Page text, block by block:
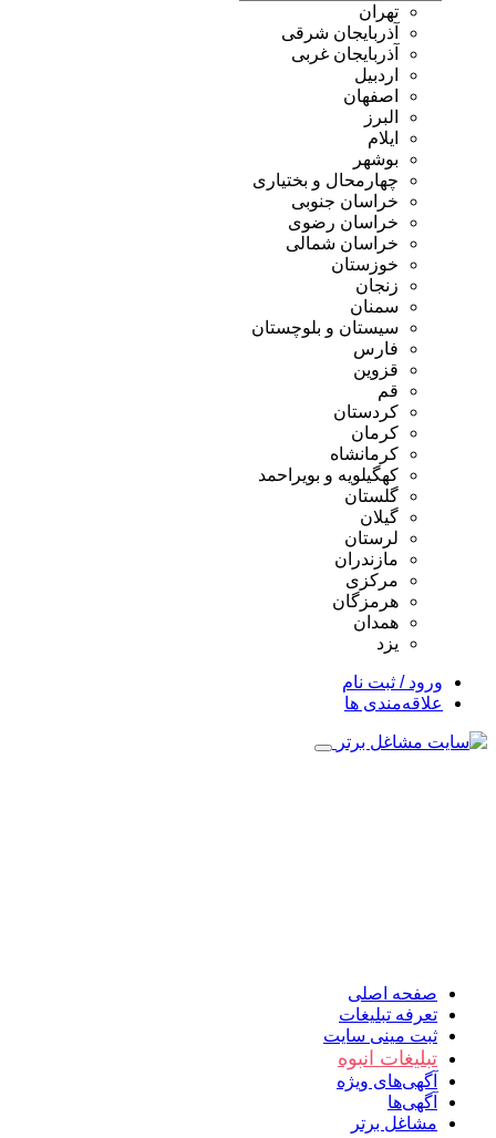
تهران
آذربایجان شرقی
آذربایجان غربی
اردبیل
اصفهان
البرز
ایلام
بوشهر
چهارمحال و بختیاری
خراسان جنوبی
خراسان رضوی
خراسان شمالی
خوزستان
زنجان
سمنان
سیستان و بلوچستان
فارس
قزوین
قم
کردستان
کرمان
کرمانشاه
کهگیلویه و بویراحمد
گلستان
گیلان
لرستان
مازندران
مرکزی
هرمزگان
همدان
یزد
ورود / ثبت نام
علاقه‌مندی ها
صفحه اصلی
تعرفه تبلیغات
ثبت مینی سایت
تبلیغات انبوه
آگهی‌های ویژه
آگهی‌ها
مشاغل برتر